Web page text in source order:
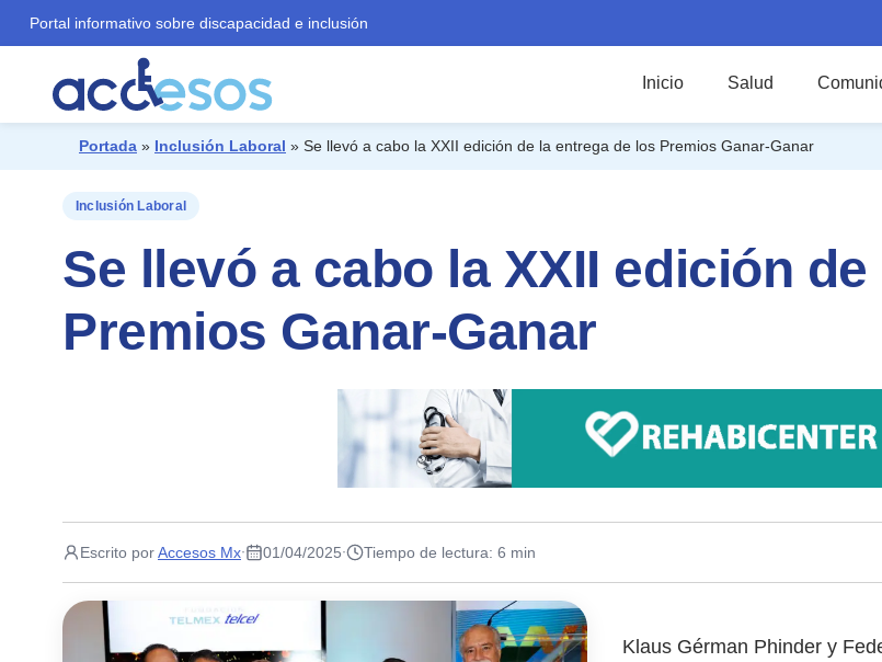
Portal informativo sobre discapacidad e inclusión
Inicio Salud
¿Qué buscas?
Portada » Inclusión Laboral » Se llevó a cabo la XXII edición de la entrega de los Premios Ganar-Ganar
Inclusión Laboral
Se llevó a cabo la XXII edición
Premios Ganar-Ganar
Escrito porAccesos Mx· 01/04/2025· Tiempo de lectura: 6 min
Klaus Gérman Phinder y